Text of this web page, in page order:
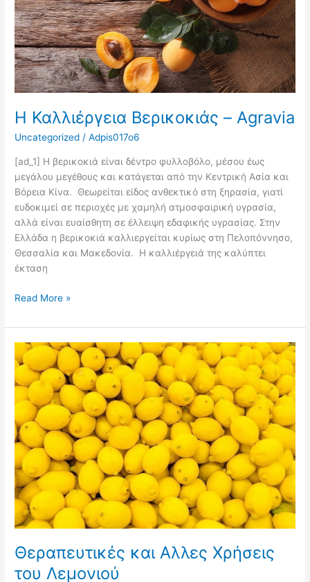
Η Καλλιέργεια Βερικοκιάς – Agravia
Uncategorized /Adpis017o6
[ad_1] Η βερικοκιά είναι δέντρο φυλλοβόλο, μέσου έως
μεγάλου μεγέθους και κατάγεται από την Κεντρική Ασία και
Βόρεια Κίνα. Θεωρείται είδος ανθεκτικό στη ξηρασία, γιατί
ευδοκιμεί σε περιοχές με χαμηλή ατμοσφαιρική υγρασία,
αλλά είναι ευαίσθητη σε έλλειψη εδαφικής υγρασίας. Στην
Ελλάδα η βερικοκιά καλλιεργείται κυρίως στη Πελοπόννησο,
Θεσσαλία και Μακεδονία. Η καλλιέργειά της καλύπτει
έκταση
Read More »
Θεραπευτικές και Αλλες Χρήσεις
του Λεμονιού
Θεραπευτικές
και
Αλλες
Χρήσεις
Λεμονιού